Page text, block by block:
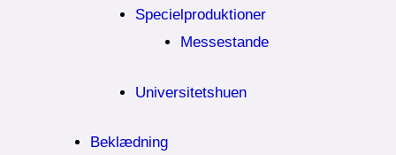
Specielproduktioner
Messestande
Universitetshuen
Beklædning